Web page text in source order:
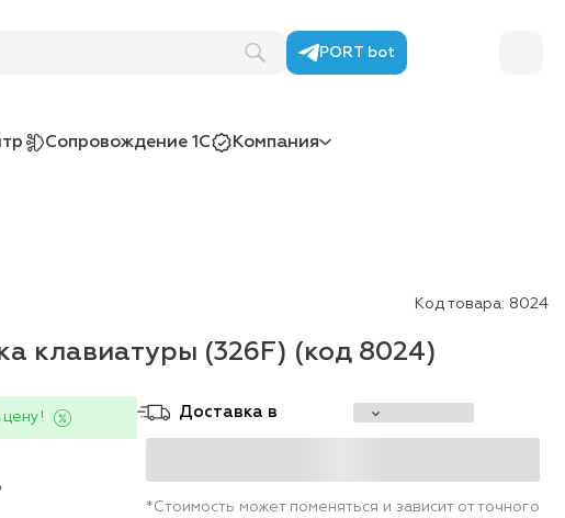
PORT bot
Сопровождение 1С Компания
Код товара: 8024
клавиатуры (326F) (код 8024)
Доставка в
*Стоимость может поменяться и зависит от точного